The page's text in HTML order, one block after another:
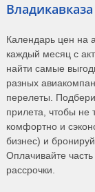
Календарь цен на
каждый месяц с
найти самые
разных
перелеты.
прилета, чтобы не
комфортно и
бизнес) и
Оплачивайте
рассрочки.